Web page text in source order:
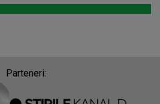
Parteneri: